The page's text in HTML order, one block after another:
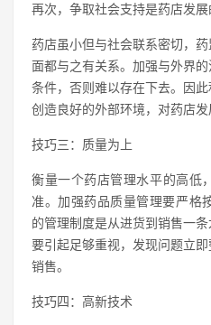
再次，争取社会支持是药店发展
药店虽小但与社会联系密切，
面都与之有关系。加强与外界
条件，否则难以存在下去。因此
创造良好的外部环境，对药店发
技巧三：质量为上
衡量一个药店管理水平的高低
准。加强药品质量管理要严格
的管理制度是从进货到销售一条
要引起足够重视，发现问题立
销售。
技巧四：高新技术